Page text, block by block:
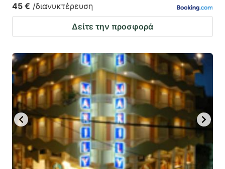
45 € /διανυκτέρευση
Δείτε την προσφορά